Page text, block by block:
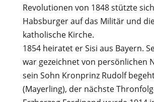
Revolutionen von 1848 stützte
Habsburger auf das Militär und
katholische Kirche.
1854 heiratet er Sisi aus Bayern.
war gezeichnet von persönlichen
sein Sohn Kronprinz Rudolf
(Mayerling), der nächste